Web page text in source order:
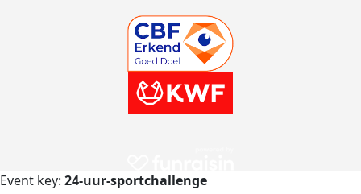
Event key: 24-uur-sportchallenge